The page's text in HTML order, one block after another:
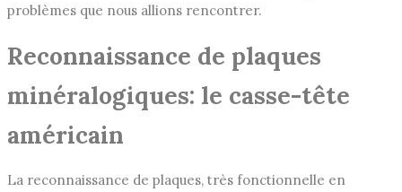
problèmes que nous allions rencontrer.
Reconnaissance de plaques
minéralogiques: le casse-tête
américain
La reconnaissance de plaques, très fonctionnelle en